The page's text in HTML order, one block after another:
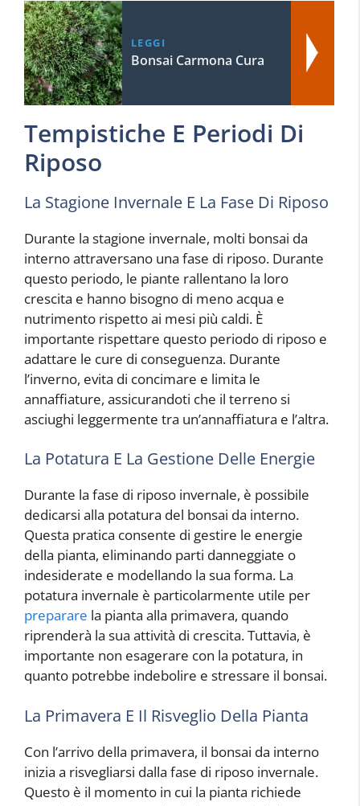
LEGGI
Bonsai Carmona Cura
Tempistiche E Periodi Di
Riposo
La Stagione Invernale E La Fase Di Riposo
Durante la stagione invernale, molti bonsai da
interno attraversano una fase di riposo. Durante
questo periodo, le piante rallentano la loro
crescita e hanno bisogno di meno acqua e
nutrimento rispetto ai mesi più caldi. È
importante rispettare questo periodo di riposo e
adattare le cure di conseguenza. Durante
l’inverno, evita di concimare e limita le
annaffiature, assicurandoti che il terreno si
asciughi leggermente tra un’annaffiatura e l’altra.
La Potatura E La Gestione Delle Energie
Durante la fase di riposo invernale, è possibile
dedicarsi alla potatura del bonsai da interno.
Questa pratica consente di gestire le energie
della pianta, eliminando parti danneggiate o
indesiderate e modellando la sua forma. La
potatura invernale è particolarmente utile per
preparare la pianta alla primavera, quando
riprenderà la sua attività di crescita. Tuttavia, è
importante non esagerare con la potatura, in
quanto potrebbe indebolire e stressare il bonsai.
La Primavera E Il Risveglio Della Pianta
Con l’arrivo della primavera, il bonsai da interno
inizia a risvegliarsi dalla fase di riposo invernale.
Questo è il momento in cui la pianta richiede